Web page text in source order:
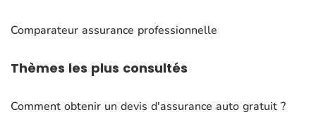
Comparateur assurance professionnelle
Thèmes les plus consultés
Comment obtenir un devis d'assurance auto gratuit ?